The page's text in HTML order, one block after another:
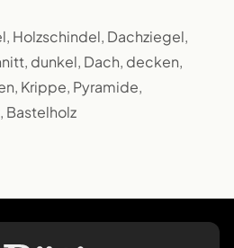
Holzschindel, Dachziegel,
dunkel, Dach, decken,
Krippe, Pyramide,
Bastelholz